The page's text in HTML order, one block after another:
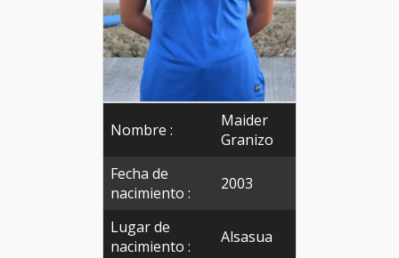
Nombre :
Maider
Granizo
Fecha de
nacimiento :
2003
Lugar de
nacimiento :
Alsasua